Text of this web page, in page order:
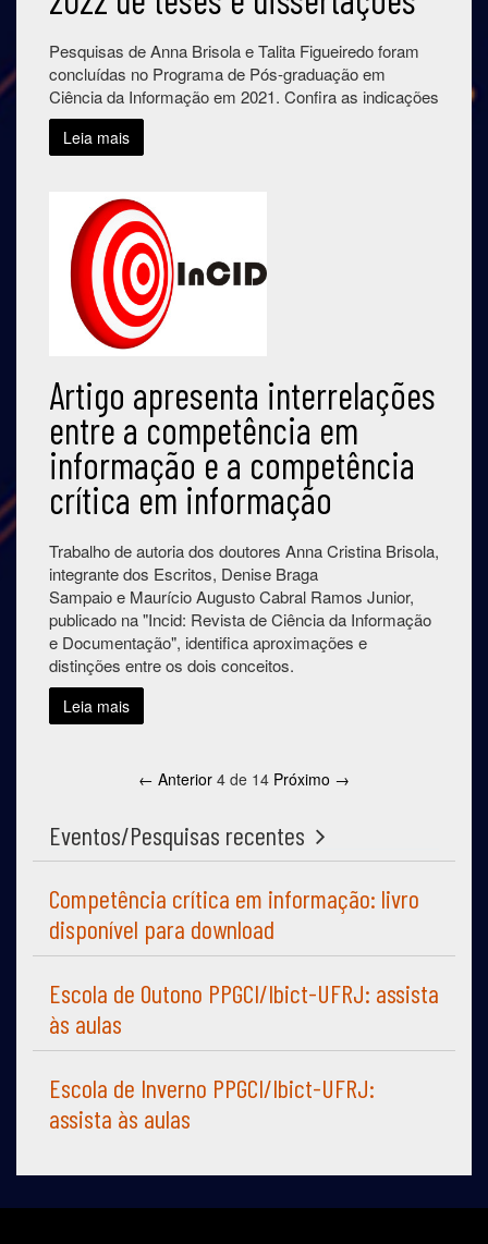
Pesquisas de Anna Brisola e Talita Figueiredo foram
concluídas no Programa de Pós-graduação em
Ciência da Informação em 2021. Confira as indicações
Leia mais
Artigo apresenta interrelações
entre a competência em
informação e a competência
crítica em informação
Trabalho de autoria dos doutores Anna Cristina Brisola,
integrante dos Escritos, Denise Braga
Sampaio e Maurício Augusto Cabral Ramos Junior,
publicado na "Incid: Revista de Ciência da Informação
e Documentação", identifica aproximações e
distinções entre os dois conceitos.
Leia mais
← Anterior 4 de 14 Próximo →
Eventos/Pesquisas recentes
Competência crítica em informação: livro
disponível para download
Escola de Outono PPGCI/Ibict-UFRJ: assista
às aulas
Escola de Inverno PPGCI/Ibict-UFRJ:
assista às aulas